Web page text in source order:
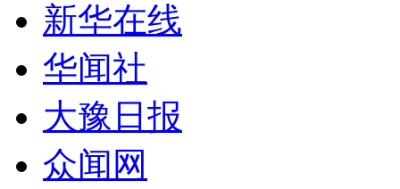
新华在线
华闻社
大豫日报
众闻网